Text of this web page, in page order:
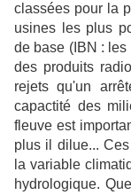
classées pour la
usines les plus
de base (IBN :
des produits
rejets qu'un
capactité des
fleuve est
plus il dilue...
la variable
hydrologique.